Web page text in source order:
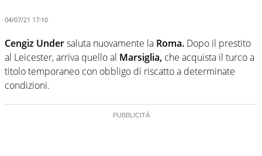
04/07/21 17:10
Cengiz Undersaluta nuovamente la Roma. Dopo il prestito
al Leicester, arriva quello al Marsiglia, che acquista il turco a
titolo temporaneo con obbligo di riscatto a determinate
condizioni.